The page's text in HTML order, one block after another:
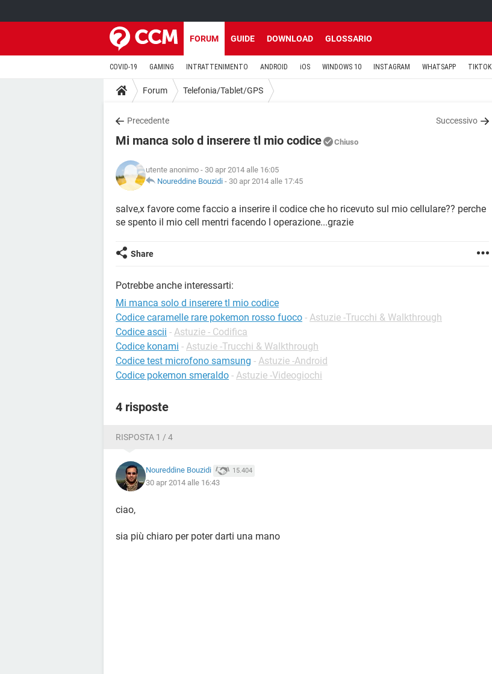
FORUM GUIDE DOWNLOAD GLOSSARIO
COVID-19 GAMING INTRATTENIMENTO ANDROID iOS WINDOWS 10 INSTAGRAM WHATSAPP TIKTOK
Forum Telefonia/Tablet/GPS
Precedente Successivo
Mi manca solo d inserere tl mio codice Chiuso
utente anonimo - 30 apr 2014 alle 16:05
Noureddine Bouzidi - 30 apr 2014 alle 17:45
salve,x favore come faccio a inserire il codice che ho ricevuto sul mio cellulare?? perche
se spento il mio cell mentri facendo l operazione...grazie
Share
Potrebbe anche interessarti:
Mi manca solo d inserere tl mio codice
Codice caramelle rare pokemon rosso fuoco - Astuzie -Trucchi & Walkthrough
Codice ascii - Astuzie - Codifica
Codice konami - Astuzie -Trucchi & Walkthrough
Codice test microfono samsung - Astuzie -Android
Codice pokemon smeraldo - Astuzie -Videogiochi
4 risposte
RISPOSTA 1 / 4
Noureddine Bouzidi 15.404
30 apr 2014 alle 16:43
ciao,
sia più chiaro per poter darti una mano